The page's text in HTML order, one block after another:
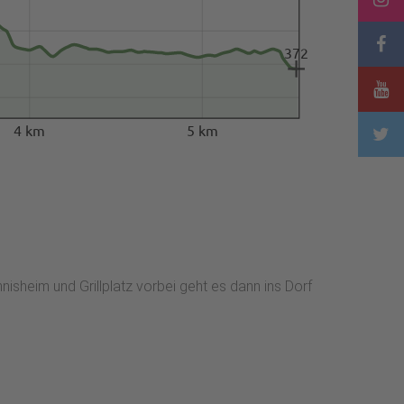
4 km 5 km
372
und Grillplatz vorbei geht es dann ins Dorf